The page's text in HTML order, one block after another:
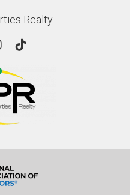
Realty